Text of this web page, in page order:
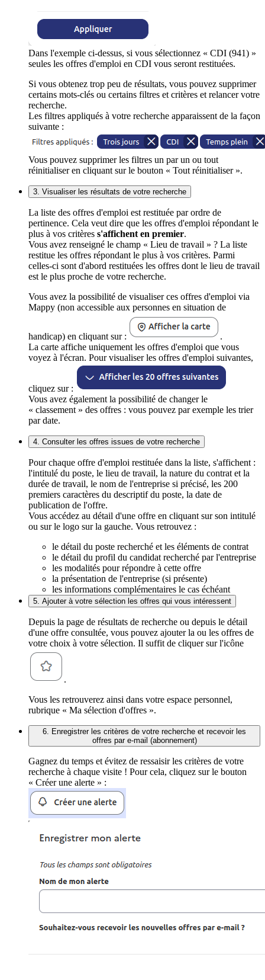
Dans l'exemple ci-dessus, si vous sélectionnez « CDI (941) »
seules les offres d'emploi en CDI vous seront restituées.
Si vous obtenez trop peu de résultats, vous pouvez supprimer
certains mots-clés ou certains filtres et critères et relancer votre
recherche.
Les filtres appliqués à votre recherche apparaissent de la façon
suivante :
Vous pouvez supprimer les filtres un par un ou tout
réinitialiser en cliquant sur le bouton « Tout réinitialiser ».
3. Visualiser les résultats de votre recherche
La liste des offres d'emploi est restituée par ordre de
pertinence. Cela veut dire que les offres d'emploi répondant le
plus à vos critères s'affichent en premier.
Vous avez renseigné le champ « Lieu de travail » ? La liste
restitue les offres répondant le plus à vos critères. Parmi
celles-ci sont d'abord restituées les offres dont le lieu de travail
est le plus proche de votre recherche.
Vous avez la possibilité de visualiser ces offres d'emploi via
Mappy (non accessible aux personnes en situation de
handicap) en cliquant sur :
.
La carte affiche uniquement les offres d'emploi que vous
voyez à l'écran. Pour visualiser les offres d'emploi suivantes,
cliquez sur :
Vous avez également la possibilité de changer le
« classement » des offres : vous pouvez par exemple les trier
par date.
4. Consulter les offres issues de votre recherche
Pour chaque offre d'emploi restituée dans la liste, s'affichent :
l'intitulé du poste, le lieu de travail, la nature du contrat et la
durée de travail, le nom de l'entreprise si précisé, les 200
premiers caractères du descriptif du poste, la date de
publication de l'offre.
Vous accédez au détail d'une offre en cliquant sur son intitulé
ou sur le logo sur la gauche. Vous retrouvez :
le détail du poste recherché et les éléments de contrat
le détail du profil du candidat recherché par l'entreprise
les modalités pour répondre à cette offre
la présentation de l'entreprise (si présente)
les informations complémentaires le cas échéant
5. Ajouter à votre sélection les offres qui vous intéressent
Depuis la page de résultats de recherche ou depuis le détail
d'une offre consultée, vous pouvez ajouter la ou les offres de
votre choix à votre sélection. Il suffit de cliquer sur l'icône
.
Vous les retrouverez ainsi dans votre espace personnel,
rubrique « Ma sélection d'offres ».
6. Enregistrer les critères de votre recherche et recevoir les
offres par e-mail (abonnement)
Gagnez du temps et évitez de ressaisir les critères de votre
recherche à chaque visite ! Pour cela, cliquez sur le bouton
« Créer une alerte » :